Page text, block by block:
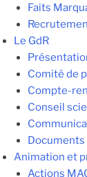
Faits
Le GdR
Comité de
Compte-
Conseil
Documents
Animation et
Actions